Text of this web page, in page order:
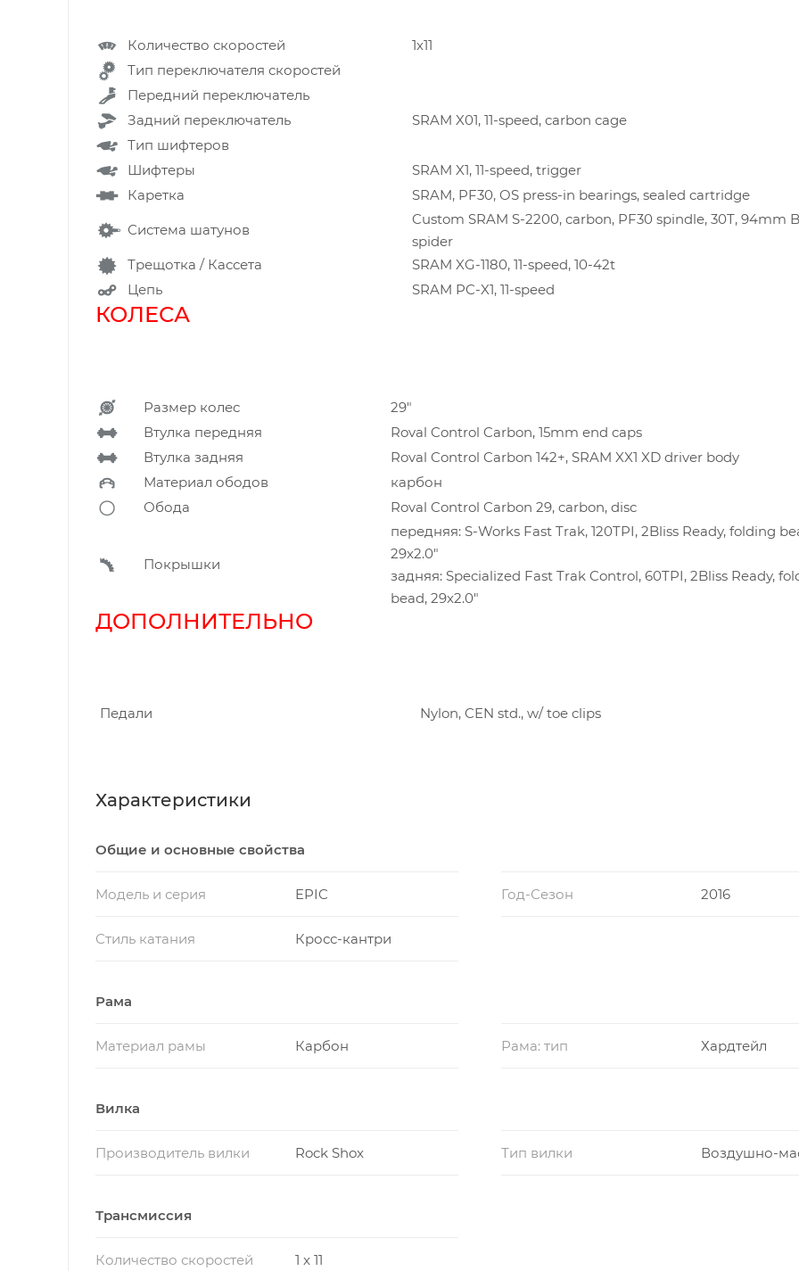
Количество скоростей
1х11
Тип переключателя скоростей
Передний переключатель
Задний переключатель
SRAM X01, 11-speed, carbon cage
Тип шифтеров
Шифтеры
SRAM X1, 11-speed, trigger
Каретка
SRAM, PF30, OS press-in bearings, sealed cartridge
Система шатунов
Custom SRAM S-2200, carbon, PF30 spindle, 30T, 94mm
spider
Трещотка / Кассета
SRAM XG-1180, 11-speed, 10-42t
Цепь
SRAM PC-X1, 11-speed
КОЛЕСА
Размер колес
29"
Втулка передняя
Roval Control Carbon, 15mm end caps
Втулка задняя
Roval Control Carbon 142+, SRAM XX1 XD driver body
Материал ободов
карбон
Обода
Roval Control Carbon 29, carbon, disc
Покрышки
передняя: S-Works Fast Trak, 120TPI, 2Bliss Ready, folding
29x2.0"
задняя: Specialized Fast Trak Control, 60TPI, 2Bliss Ready,
bead, 29x2.0"
ДОПОЛНИТЕЛЬНО
Педали Nylon, CEN std., w/ toe clips
Характеристики
Общие и основные свойства
Модель и серия EPIC Год-Сезон 2016
Стиль катания Кросс-кантри
Рама
Материал рамы Карбон Рама: тип Хардтейл
Вилка
Производитель вилки Rock Shox Тип вилки Воздушно-
Трансмиссия
Количество скоростей 1 x 11